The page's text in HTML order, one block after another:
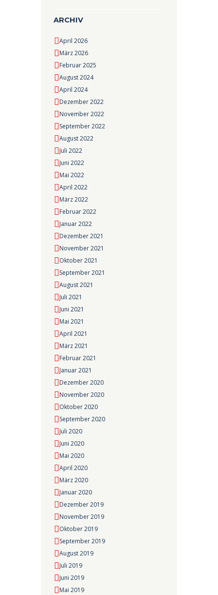
ARCHIV
April 2026
März 2026
Februar 2025
August 2024
April 2024
Dezember 2022
November 2022
September 2022
August 2022
Juli 2022
Juni 2022
Mai 2022
April 2022
März 2022
Februar 2022
Januar 2022
Dezember 2021
November 2021
Oktober 2021
September 2021
August 2021
Juli 2021
Juni 2021
Mai 2021
April 2021
März 2021
Februar 2021
Januar 2021
Dezember 2020
November 2020
Oktober 2020
September 2020
Juli 2020
Juni 2020
Mai 2020
April 2020
März 2020
Januar 2020
Dezember 2019
November 2019
Oktober 2019
September 2019
August 2019
Juli 2019
Juni 2019
Mai 2019